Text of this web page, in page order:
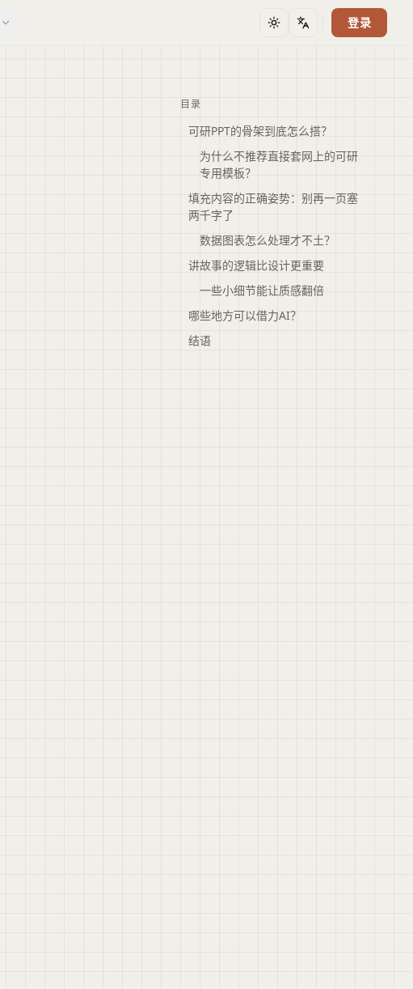
主题 语言 登录
目录
可研PPT的骨架到底怎么搭？
为什么不推荐直接套网上的可研
专用模板？
填充内容的正确姿势：别再一页塞
两千字了
数据图表怎么处理才不土？
讲故事的逻辑比设计更重要
一些小细节能让质感翻倍
哪些地方可以借力AI？
结语